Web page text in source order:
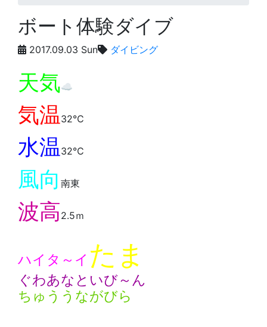
ボート体験ダイブ
2017.09.03 Sun ダイビング
天気☁️
気温 32℃
水温 32℃
風向 南東
波高2.5ｍ
ハイタ～イ たま
ぐわあなといび～ん
ちゅううながびら